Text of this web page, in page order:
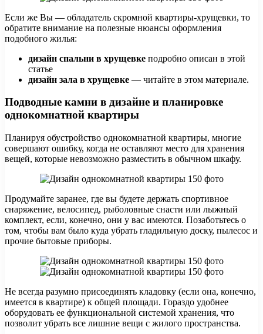
Если же Вы — обладатель скромной квартиры-хрущевки, то
обратите внимание на полезные нюансы оформления
подобного жилья:
дизайн спальни в хрущевке подробно описан в этой
статье
дизайн зала в хрущевке — читайте в этом материале.
Подводные камни в дизайне и планировке
однокомнатной квартиры
Планируя обустройство однокомнатной квартиры, многие
совершают ошибку, когда не оставляют место для хранения
вещей, которые невозможно разместить в обычном шкафу.
Продумайте заранее, где вы будете держать спортивное
снаряжение, велосипед, рыболовные снасти или лыжный
комплект, если, конечно, они у вас имеются. Позаботьтесь о
том, чтобы вам было куда убрать гладильную доску, пылесос и
прочие бытовые приборы.
Не всегда разумно присоединять кладовку (если она, конечно,
имеется в квартире) к общей площади. Гораздо удобнее
оборудовать ее функциональной системой хранения, что
позволит убрать все лишние вещи с жилого пространства.